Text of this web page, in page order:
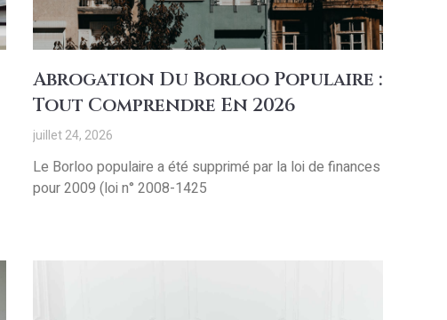
Abrogation Du Borloo Populaire :
Tout Comprendre En 2026
juillet 24, 2026
Le Borloo populaire a été supprimé par la loi de finances
pour 2009 (loi n° 2008-1425